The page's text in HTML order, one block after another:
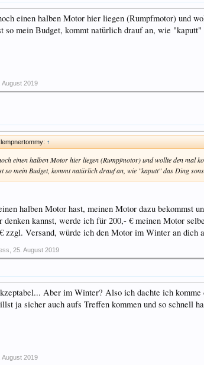
einen halben Motor hier liegen (Rumpfmotor) und
so mein Budget, kommt natürlich drauf an, wie
August 2019
↑
einen halben Motor hier liegen (Rumpfmotor) und wollte den mal
so mein Budget, kommt natürlich drauf an, wie "kaputt" das Ding
halben Motor hast, meinen Motor dazu bekommst
denken kannst, werde ich für 200,- € meinen Motor
zzgl. Versand, würde ich den Motor im Winter an dich
25. August 2019
Aber im Winter? Also ich dachte ich
ja sicher auch aufs Treffen kommen und so schnell
August 2019